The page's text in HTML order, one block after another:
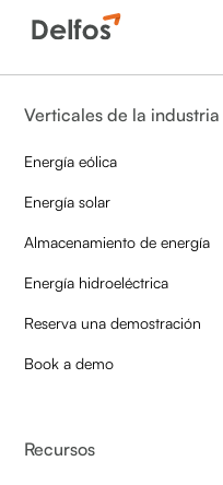
Verticales de la industria
Energía eólica
Energía solar
Almacenamiento de energía
Energía hidroeléctrica
Reserva una demostración
Book a demo
Recursos